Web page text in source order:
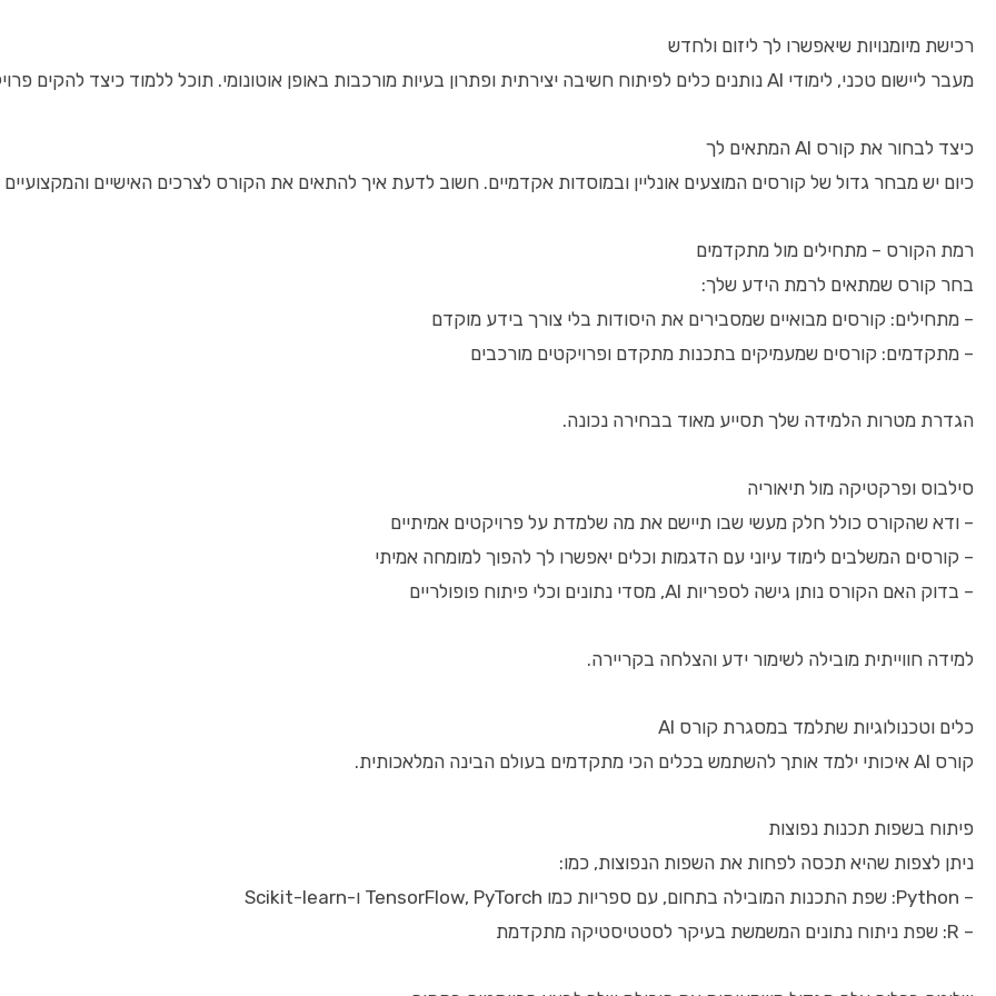
רכישת מיומנויות שיאפשרו לך ליזום ולחדש
מעבר ליישום טכני, לימודי AI נותנים כלים לפיתוח חשיבה יצירתית ופתרון בעיות מורכבות באופן אוטונומי. תוכל ללמוד כיצד להקים פרויקטים חדשניים, לנהל אותם בצורה יעילה ולהפוך רעיונות למוצרים מבוססי AI.
כיצד לבחור את קורס AI המתאים לך
כיום יש מבחר גדול של קורסים המוצעים אונליין ובמוסדות אקדמיים. חשוב לדעת איך להתאים את הקורס לצרכים האישיים
רמת הקורס – מתחילים מול מתקדמים
בחר קורס שמתאים לרמת הידע שלך:
– מתחילים: קורסים מבואיים שמסבירים את היסודות בלי צורך בידע מוקדם
– מתקדמים: קורסים שמעמיקים בתכנות מתקדם ופרויקטים מורכבים
הגדרת מטרות הלמידה שלך תסייע מאוד בבחירה נכונה.
סילבוס ופרקטיקה מול תיאוריה
– ודא שהקורס כולל חלק מעשי שבו תיישם את מה שלמדת על פרויקטים אמיתיים
– קורסים המשלבים לימוד עיוני עם הדגמות וכלים יאפשרו לך להפוך למומחה אמיתי
– בדוק האם הקורס נותן גישה לספריות AI, מסדי נתונים וכלי פיתוח פופולריים
למידה חווייתית מובילה לשימור ידע והצלחה בקריירה.
כלים וטכנולוגיות שתלמד במסגרת קורס AI
קורס AI איכותי ילמד אותך להשתמש בכלים הכי מתקדמים בעולם הבינה המלאכותית.
פיתוח בשפות תכנות נפוצות
ניתן לצפות שהיא תכסה לפחות את השפות הנפוצות, כמו:
– Python: שפת התכנות המובילה בתחום, עם ספריות כמו TensorFlow, PyTorch ו-Scikit-learn
– R: שפת ניתוח נתונים המשמשת בעיקר לסטטיסטיקה מתקדמת